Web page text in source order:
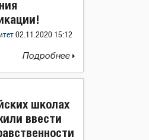
02.11.2020 15:12
Подробнее
школах
ввести